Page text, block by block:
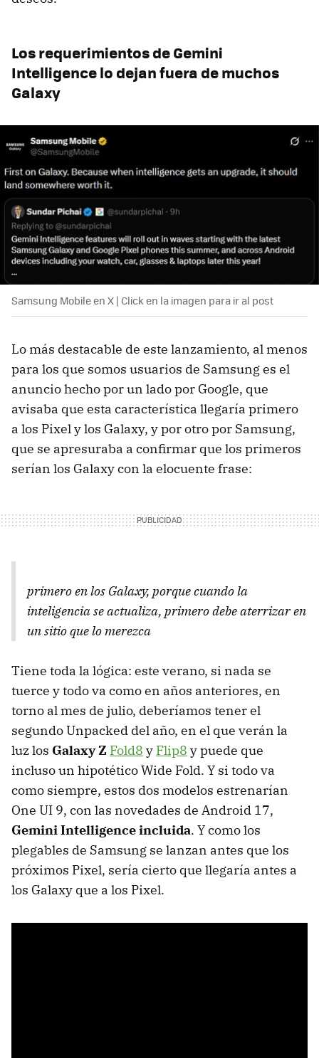
Los requerimientos de Gemini
Intelligence lo dejan fuera de muchos
Galaxy
Samsung Mobile en X | Click en la imagen para ir al post
Lo más destacable de este lanzamiento, al menos
para los que somos usuarios de Samsung es el
anuncio hecho por un lado por Google, que
avisaba que esta característica llegaría primero
a los Pixel y los Galaxy, y por otro por Samsung,
que se apresuraba a confirmar que los primeros
serían los Galaxy con la elocuente frase:
primero en los Galaxy, porque cuando la
inteligencia se actualiza, primero debe aterrizar en
un sitio que lo merezca
Tiene toda la lógica: este verano, si nada se
tuerce y todo va como en años anteriores, en
torno al mes de julio, deberíamos tener el
segundo Unpacked del año, en el que verán la
luz los Galaxy Z Fold8 y Flip8 y puede que
incluso un hipotético Wide Fold. Y si todo va
como siempre, estos dos modelos estrenarían
One UI 9, con las novedades de Android 17,
Gemini Intelligence incluida. Y como los
plegables de Samsung se lanzan antes que los
próximos Pixel, sería cierto que llegaría antes a
los Galaxy que a los Pixel.